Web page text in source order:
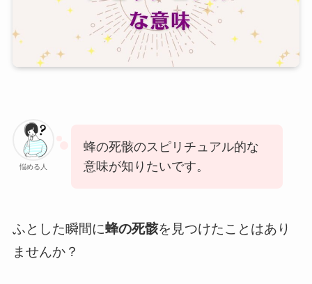
悩める人
蜂の死骸のスピリチュアル的な
意味が知りたいです。
ふとした瞬間に蜂の死骸を見つけたことはあり
ませんか？